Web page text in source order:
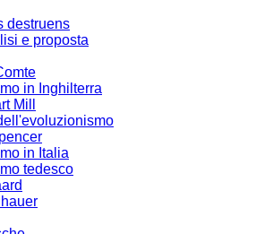
destruens
e proposta
in Inghilterra
Mill
in Italia
tedesco